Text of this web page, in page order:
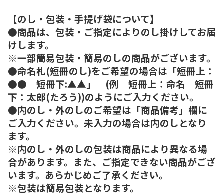
【のし・包装・手提げ袋について】
●商品は、包装・ご指定によりのし掛けしてお届
けします。
※一部簡易包装・簡易のしの商品がございます。
●命名札(短冊のし)をご希望の場合は「短冊上：
●● 短冊下:▲▲」 (例 短冊上：命名 短冊
下：太郎(たろう))のようにご入力ください。
●内のし・外のしのご希望は「商品備考」欄に
ご入力ください。未入力の場合は内のしとなり
ます。
※内のし・外のしの包装は商品により異なる場
合があります。また、ご指定できない商品がござ
います。あらかじめご了承ください。
※包装は簡易包装となります。